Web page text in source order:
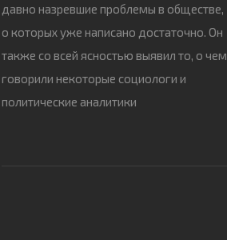
давно назревшие проблемы в обществе,
о которых уже написано достаточно. Он
также со всей ясностью выявил то, о чем
говорили некоторые социологи и
политические аналитики